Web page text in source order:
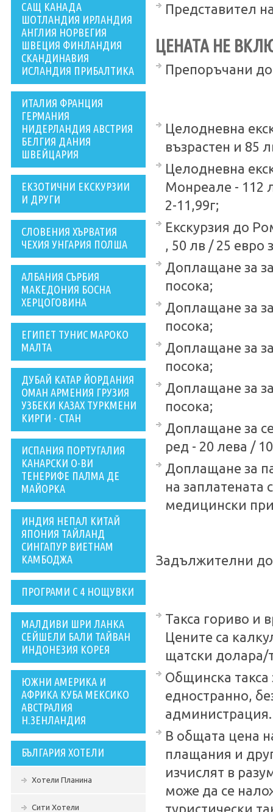
САЩ КАНАДА
ШОТЛАНДИЯ ИРЛАНДИЯ
АНГЛИЯ НОРВЕГИЯ
ШВЕЦИЯ ФИНЛАНДИЯ
СКАНДИНАВИЯ
ИСЛАНДИЯ ПРИБАЛТИКА
ИТАЛИЯ ФРАНЦИЯ
ГЕРМАНИЯ
НИДЕРЛАНДИЯ АВСТРИЯ
БЕЛГИЯ ДАНИЯ
ШВЕЙЦАРИЯ
ЕКЗОТИЧНИ ЕКСКУРЗИИ
И ДРУГИ
СЛОВЕНИЯ ХЪРВАТИЯ
ЧЕХИЯ УНГАРИЯ ПОЛША
АЛБАНИЯ СЪРБИЯ
МАКЕДОНИЯ БОСНА
ХЕРЦОГОВИНА
ЕГИПЕТ ТУНИС МАРОКО
МАЛТА
ДУБАЙ КАТАР ЙОРДАНИЯ
ОМАН АРМЕНИЯ ГРУЗИЯ
УЗБЕКИ КАЗАХ ТУРКМЕНИ
КИРГИ - СТАН
ИСПАНИЯ ПОРТУГАЛИЯ
КАНАРСКИ О-ВИ
ТЕНЕРИФЕ ПАЛМА ДЕ
МАЙОРКА
ИНДИЯ НЕПАЛ КИТАЙ
ЯПОНИЯ ТАЙЛАНД
СИНГАПУР ВИЕТНАМ
КАМБОДЖА
ПРОГРАМИ С 4 НОЩУВКИ
МАЛДИВИ ШРИ ЛАНКА
СЕЙШЕЛИ БАЛИ ТАЙВАН
ИНДОНЕЗИЯ КОРЕЯ
ЮЖНИ АМЕРИКА И
АФРИКА КУБА МЕКСИКО
АВСТРАЛИЯ
Н.ЗЕНЛАНДИЯ
БЪЛГАРИЯ ХОТЕЛИ
Хотели Планина
Сити Хотели
Представител
ЦЕНАТА НЕ
Препоръчани
Целодневна
възрастен и 85
Целодневна
Монреале - 112
2-11,99г;
Екскурзия до
, 50 лв / 25 евро
Доплащане за
посока;
Доплащане за
посока;
Доплащане за
посока;
Доплащане за
посока;
Доплащане за
ред - 20 лева /
Доплащане за
на заплатената
медицински
Задължителни
Такса гориво и
Цените са
щатски долара/
Общинска
едностранно,
администрация.
В общата цена
плащания и
изчислят в
може да се
туристически